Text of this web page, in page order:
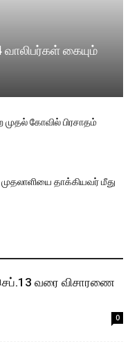
கையும்
கோவில் பிரசாதம்
தாக்கியவர் மீது
வரை விசாரணை
0